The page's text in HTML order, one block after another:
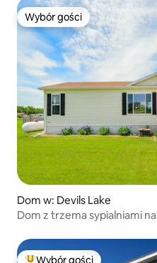
Wybór gości
Wybór gości
Dom w: Devils Lake
Dom z trzema sypialniami
Wybór gości